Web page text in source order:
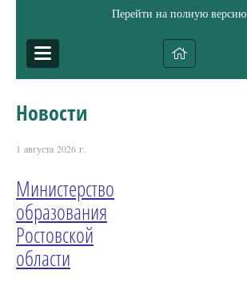
Перейти на полную версию
Новости
1 августа 2026 г.
Министерство
образования
Ростовской
области